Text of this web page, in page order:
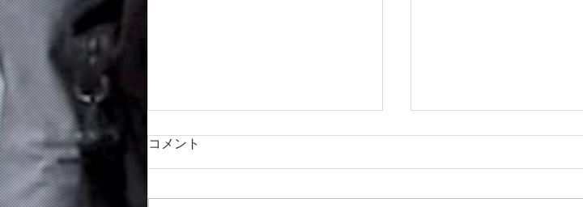
ラッキーをお裾分けしたい気
持ちでやってます。
7年ほど前に毎月地元福岡で「朝
コメント